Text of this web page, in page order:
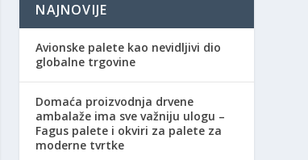
NAJNOVIJE
Avionske palete kao nevidljivi dio
globalne trgovine
Domaća proizvodnja drvene
ambalaže ima sve važniju ulogu –
Fagus palete i okviri za palete za
moderne tvrtke